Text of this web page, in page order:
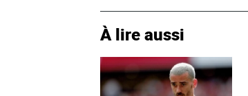
À lire aussi